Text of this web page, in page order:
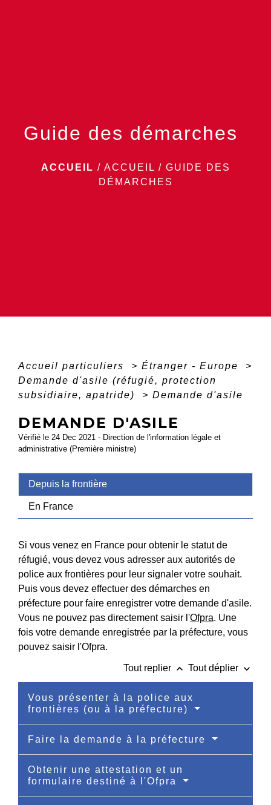
Guide des démarches
ACCUEIL / ACCUEIL / GUIDE DES
DÉMARCHES
Accueil particuliers > Étranger - Europe
>
Demande d'asile (réfugié, protection
subsidiaire, apatride)
> Demande d'asile
DEMANDE D'ASILE
Vérifié le 24 Dec 2021 - Direction de l'information légale et
administrative (Première ministre)
Depuis la frontière
En France
Si vous venez en France pour obtenir le statut de
réfugié, vous devez vous adresser aux autorités de
police aux frontières pour leur signaler votre souhait.
Puis vous devez effectuer des démarches en
préfecture pour faire enregistrer votre demande d'asile.
Vous ne pouvez pas directement saisir l'Ofpra. Une
fois votre demande enregistrée par la préfecture, vous
pouvez saisir l'Ofpra.
Tout replier keyboard_arrow_up Tout déplier keyboard_arrow_down
Vous présenter à la police aux
frontières (ou à la préfecture)
Faire la demande à la préfecture
Obtenir une attestation et un
formulaire destiné à l'Ofpra